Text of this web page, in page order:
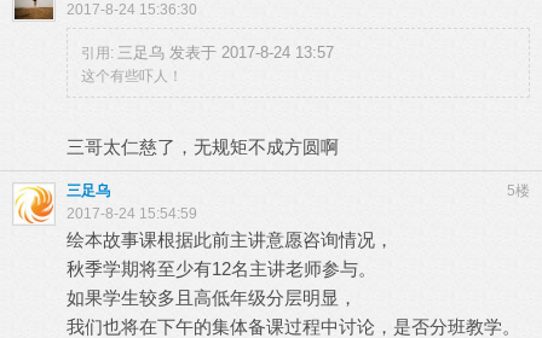
2017-8-24 15:36:30
引用: 三足乌 发表于 2017-8-24 13:57
这个有些吓人！
三哥太仁慈了，无规矩不成方圆啊
5楼
三足乌
2017-8-24 15:54:59
绘本故事课根据此前主讲意愿咨询情况，
秋季学期将至少有12名主讲老师参与。
如果学生较多且高低年级分层明显，
我们也将在下午的集体备课过程中讨论，是否分班教学。